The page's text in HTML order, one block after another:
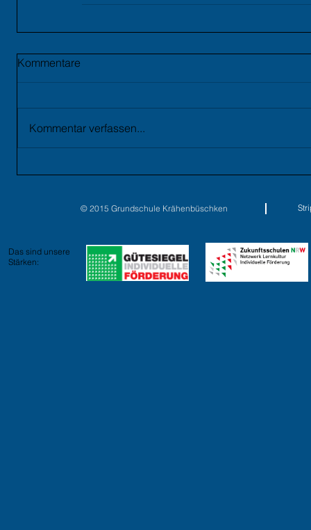
Kommentare
Kommentar verfassen...
© 2015 Grundschule Krähenbüschken
Das sind unsere
Stärken: